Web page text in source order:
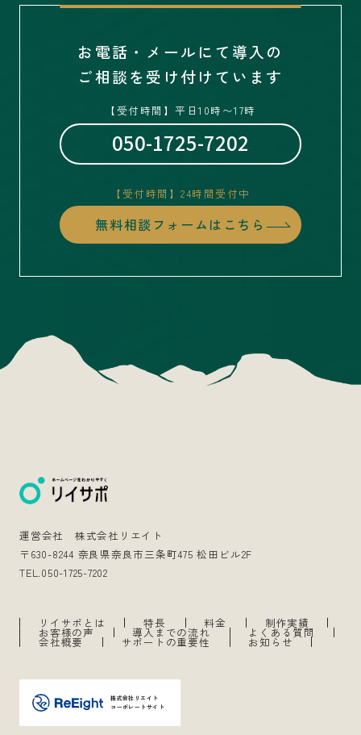
お電話・メールにて導入の
ご相談を受け付けています
【受付時間】平日10時〜17時
050-1725-7202
【受付時間】24時間受付中
無料相談フォームはこちら
運営会社 株式会社リエイト
〒630-8244 奈良県奈良市三条町475 松田ビル2F
TEL.050-1725-7202
リイサポとは 特長 料金 制作実績
お客様の声 導入までの流れ よくある質問
会社概要 サポートの重要性 お知らせ
株式会社リエイト
コーポレートサイト